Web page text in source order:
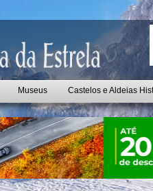
Museus Castelos e Aldeias